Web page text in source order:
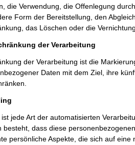
die Verwendung, die Offenlegung
Form der Bereitstellung, den
das Löschen oder die
der Verarbeitung
der Verarbeitung ist die
Daten mit dem Ziel, ihre
ist jede Art der automatisierten
besteht, dass diese
persönliche Aspekte, die sich auf